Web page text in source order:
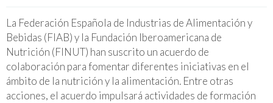
La Federación Española de Industrias de Alimentación y
Bebidas (FIAB) y la Fundación Iberoamericana de
Nutrición (FINUT) han suscrito un acuerdo de
colaboración para fomentar diferentes iniciativas en el
ámbito de la nutrición y la alimentación. Entre otras
acciones, el acuerdo impulsará actividades de formación